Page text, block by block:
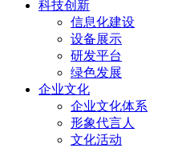
科技创新
信息化建设
设备展示
研发平台
绿色发展
企业文化
企业文化体系
形象代言人
文化活动